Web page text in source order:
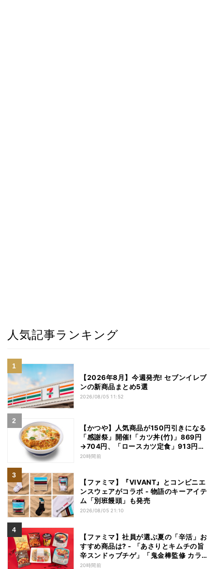
人気記事ランキング
【2026年8月】今週発売! セブンイレブ
ンの新商品まとめ5選
2026/08/05 11:52
【かつや】人気商品が150円引きになる
「感謝祭」開催!「カツ丼(竹)」869円
→704円、「ロースカツ定食」913円
→748円に - 8日間限定
20時間前
【ファミマ】『VIVANT』とコンビニエ
ンスウェアがコラボ - 物語のキーアイテ
ム「別班饅頭」も発売
2026/08/05 21:10
【ファミマ】社員が選ぶ夏の「辛活」お
すすめ商品は? - 「あさりとキムチの旨
辛スンドゥブチゲ」「鬼金棒監修 カラシ
ビ焼き味噌らー麺」「辛さがやみつき!
20時間前